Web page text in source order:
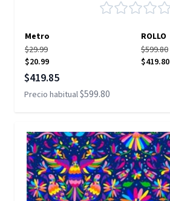
Metro
ROLLO
$29.99
$20.99
$599.80
$419.80
Precio especial
$419.85
Precio habitual$599.80